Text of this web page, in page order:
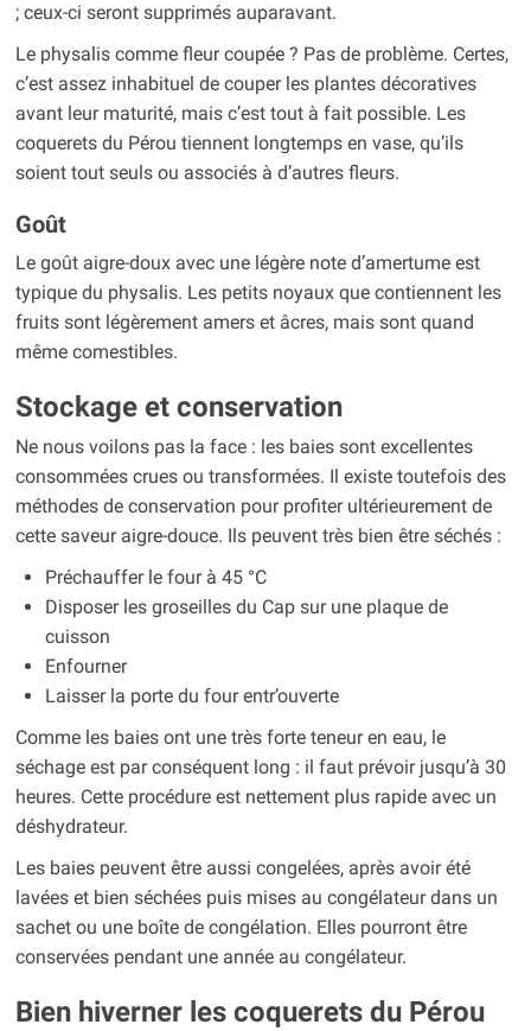
; ceux-ci seront supprimés auparavant.
Le physalis comme fleur coupée ? Pas de problème. Certes,
c’est assez inhabituel de couper les plantes décoratives
avant leur maturité, mais c’est tout à fait possible. Les
coquerets du Pérou tiennent longtemps en vase, qu’ils
soient tout seuls ou associés à d’autres fleurs.
Goût
Le goût aigre-doux avec une légère note d’amertume est
typique du physalis. Les petits noyaux que contiennent les
fruits sont légèrement amers et âcres, mais sont quand
même comestibles.
Stockage et conservation
Ne nous voilons pas la face : les baies sont excellentes
consommées crues ou transformées. Il existe toutefois des
méthodes de conservation pour profiter ultérieurement de
cette saveur aigre-douce. Ils peuvent très bien être séchés :
Préchauffer le four à 45 °C
Disposer les groseilles du Cap sur une plaque de
cuisson
Enfourner
Laisser la porte du four entr’ouverte
Comme les baies ont une très forte teneur en eau, le
séchage est par conséquent long : il faut prévoir jusqu’à 30
heures. Cette procédure est nettement plus rapide avec un
déshydrateur.
Les baies peuvent être aussi congelées, après avoir été
lavées et bien séchées puis mises au congélateur dans un
sachet ou une boîte de congélation. Elles pourront être
conservées pendant une année au congélateur.
Bien hiverner les coquerets du Pérou